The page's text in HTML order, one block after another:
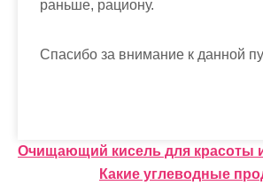
раньше, рациону.
Спасибо за внимание к данной
Н
Очищающий кисель для красоты
Какие углеводные